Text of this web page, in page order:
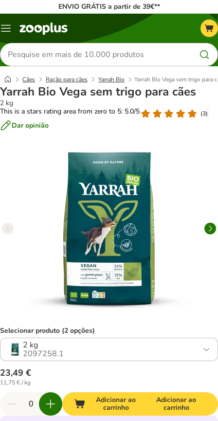
ENVIO GRÁTIS a partir de 39€**
Menu
Pesquisar
produtos
Cães Ração para cães Yarrah Bio Yarrah Bio Vega sem trigo para
Yarrah Bio Vega sem trigo para cães
2 kg
This is a stars rating area from zero to 5: 5.0/5
(3)
Dar opinião
Selecionar produto (2 opções)
2 kg
2097258.1
23,49 €
11,75 € / kg
Adicionar ao
carrinho
Adicionar ao
carrinho